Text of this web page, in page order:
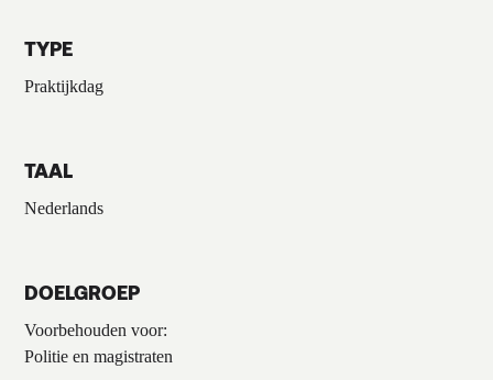
TYPE
Praktijkdag
TAAL
Nederlands
DOELGROEP
Voorbehouden voor:
Politie en magistraten